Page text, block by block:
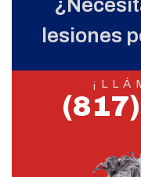
lesiones